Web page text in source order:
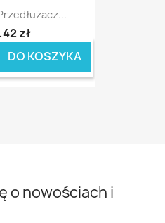
zł
DO KOSZYKA
o nowościach i